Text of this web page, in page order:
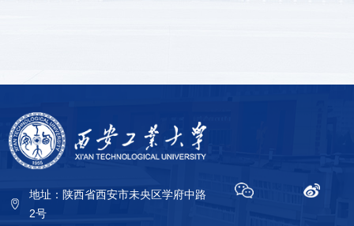
地址：陕西省西安市未央区学府中路
2号